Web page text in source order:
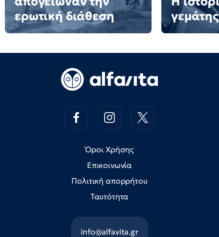
ερωτική διάθεση
Όροι Χρήσης
Επικοινωνία
Πολιτική απορρήτου
Ταυτότητα
info@alfavita.gr